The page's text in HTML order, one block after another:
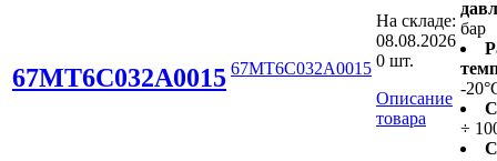
67MT6C032A0015 67MT6C032A0015
На складе:
08.08.2026
0 шт.
Описание
товара
бар
-
÷